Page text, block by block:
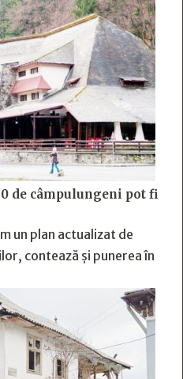
de câmpulungeni pot fi
un plan actualizat de
contează și punerea în